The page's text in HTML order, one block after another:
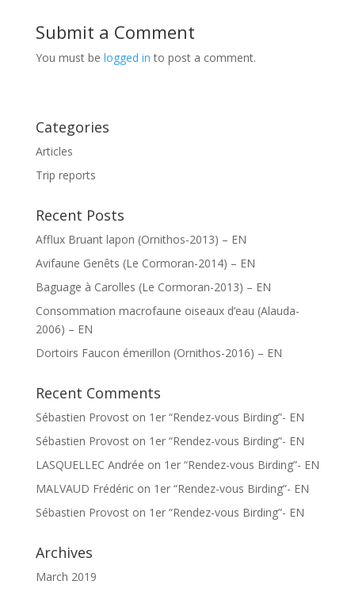
Submit a Comment
You must be logged in to post a comment.
Categories
Articles
Trip reports
Recent Posts
Afflux Bruant lapon (Ornithos-2013) – EN
Avifaune Genêts (Le Cormoran-2014) – EN
Baguage à Carolles (Le Cormoran-2013) – EN
Consommation macrofaune oiseaux d’eau (Alauda-
2006) – EN
Dortoirs Faucon émerillon (Ornithos-2016) – EN
Recent Comments
Sébastien Provoston 1er “Rendez-vous Birding”- EN
Sébastien Provoston 1er “Rendez-vous Birding”- EN
LASQUELLEC Andrée on 1er “Rendez-vous Birding”- EN
MALVAUD Frédéricon 1er “Rendez-vous Birding”- EN
Sébastien Provoston 1er “Rendez-vous Birding”- EN
Archives
March 2019